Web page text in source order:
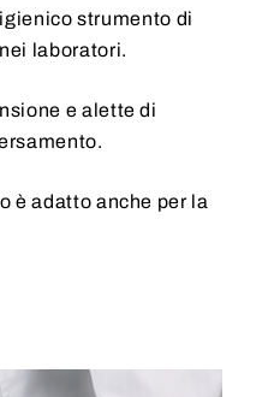
strumento di
laboratori.
e alette di
è adatto anche per la